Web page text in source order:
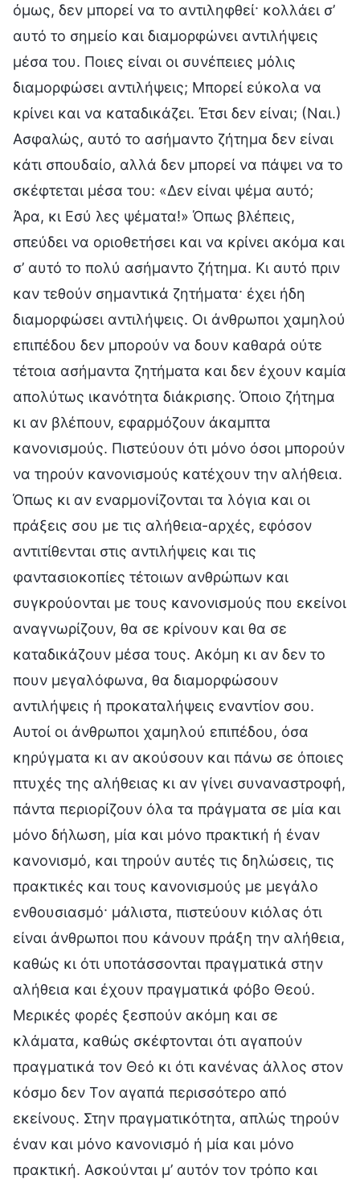
όμως, δεν μπορεί να το αντιληφθεί· κολλάει σ’
αυτό το σημείο και διαμορφώνει αντιλήψεις
μέσα του. Ποιες είναι οι συνέπειες μόλις
διαμορφώσει αντιλήψεις; Μπορεί εύκολα να
κρίνει και να καταδικάζει. Έτσι δεν είναι; (Ναι.)
Ασφαλώς, αυτό το ασήμαντο ζήτημα δεν είναι
κάτι σπουδαίο, αλλά δεν μπορεί να πάψει να το
σκέφτεται μέσα του: «Δεν είναι ψέμα αυτό;
Άρα, κι Εσύ λες ψέματα!» Όπως βλέπεις,
σπεύδει να οριοθετήσει και να κρίνει ακόμα και
σ’ αυτό το πολύ ασήμαντο ζήτημα. Κι αυτό πριν
καν τεθούν σημαντικά ζητήματα· έχει ήδη
διαμορφώσει αντιλήψεις. Οι άνθρωποι χαμηλού
επιπέδου δεν μπορούν να δουν καθαρά ούτε
τέτοια ασήμαντα ζητήματα και δεν έχουν καμία
απολύτως ικανότητα διάκρισης. Όποιο ζήτημα
κι αν βλέπουν, εφαρμόζουν άκαμπτα
κανονισμούς. Πιστεύουν ότι μόνο όσοι μπορούν
να τηρούν κανονισμούς κατέχουν την αλήθεια.
Όπως κι αν εναρμονίζονται τα λόγια και οι
πράξεις σου με τις αλήθεια-αρχές, εφόσον
αντιτίθενται στις αντιλήψεις και τις
φαντασιοκοπίες τέτοιων ανθρώπων και
συγκρούονται με τους κανονισμούς που εκείνοι
αναγνωρίζουν, θα σε κρίνουν και θα σε
καταδικάζουν μέσα τους. Ακόμη κι αν δεν το
πουν μεγαλόφωνα, θα διαμορφώσουν
αντιλήψεις ή προκαταλήψεις εναντίον σου.
Αυτοί οι άνθρωποι χαμηλού επιπέδου, όσα
κηρύγματα κι αν ακούσουν και πάνω σε όποιες
πτυχές της αλήθειας κι αν γίνει συναναστροφή,
πάντα περιορίζουν όλα τα πράγματα σε μία και
μόνο δήλωση, μία και μόνο πρακτική ή έναν
κανονισμό, και τηρούν αυτές τις δηλώσεις, τις
πρακτικές και τους κανονισμούς με μεγάλο
ενθουσιασμό· μάλιστα, πιστεύουν κιόλας ότι
είναι άνθρωποι που κάνουν πράξη την αλήθεια,
καθώς κι ότι υποτάσσονται πραγματικά στην
αλήθεια και έχουν πραγματικά φόβο Θεού.
Μερικές φορές ξεσπούν ακόμη και σε
κλάματα, καθώς σκέφτονται ότι αγαπούν
πραγματικά τον Θεό κι ότι κανένας άλλος στον
κόσμο δεν Τον αγαπά περισσότερο από
εκείνους. Στην πραγματικότητα, απλώς τηρούν
έναν και μόνο κανονισμό ή μία και μόνο
πρακτική. Ασκούνται μ’ αυτόν τον τρόπο και